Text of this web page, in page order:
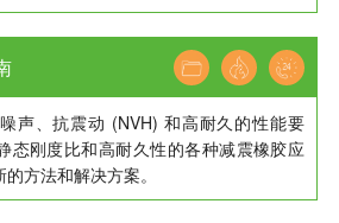
声、抗震动 (NVH) 和高耐久的性能要
态刚度比和高耐久性的各种减震橡胶应
方法和解决方案。